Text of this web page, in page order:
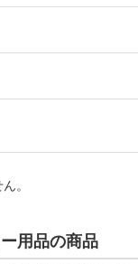
。
用品の商品